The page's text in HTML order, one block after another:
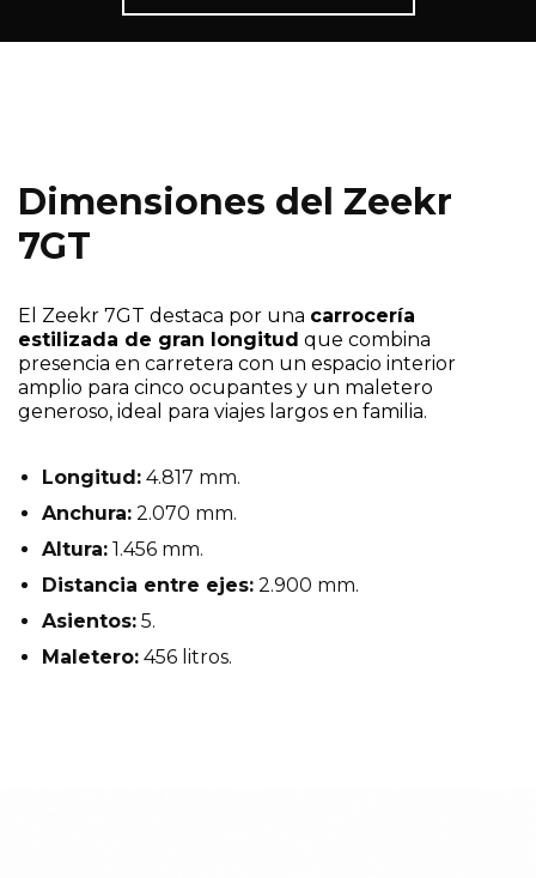
Dimensiones del Zeekr
7GT
El Zeekr 7GT destaca por una carrocería
estilizada de gran longitud que combina
presencia en carretera con un espacio interior
amplio para cinco ocupantes y un maletero
generoso, ideal para viajes largos en familia.
Longitud: 4.817 mm.
Anchura: 2.070 mm.
Altura: 1.456 mm.
Distancia entre ejes: 2.900 mm.
Asientos: 5.
Maletero: 456 litros.